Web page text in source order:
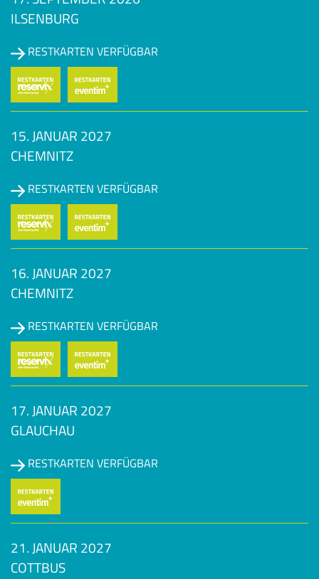
ILSENBURG
RESTKARTEN VERFÜGBAR
15. JANUAR 2027
CHEMNITZ
RESTKARTEN VERFÜGBAR
16. JANUAR 2027
CHEMNITZ
RESTKARTEN VERFÜGBAR
17. JANUAR 2027
GLAUCHAU
RESTKARTEN VERFÜGBAR
21. JANUAR 2027
COTTBUS